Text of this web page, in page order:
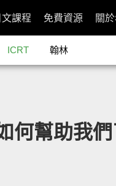
文課程 免費資源 關
ICRT 翰林
何幫助我